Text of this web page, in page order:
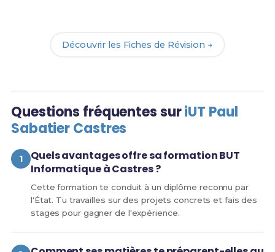
Découvrir les Fiches de Révision →
Questions fréquentes suriUT Paul
Sabatier Castres
Quels avantages offre sa formation BUT
Informatique à Castres ?
Cette formation te conduit à un diplôme reconnu par
l'État. Tu travailles sur des projets concrets et fais des
stages pour gagner de l'expérience.